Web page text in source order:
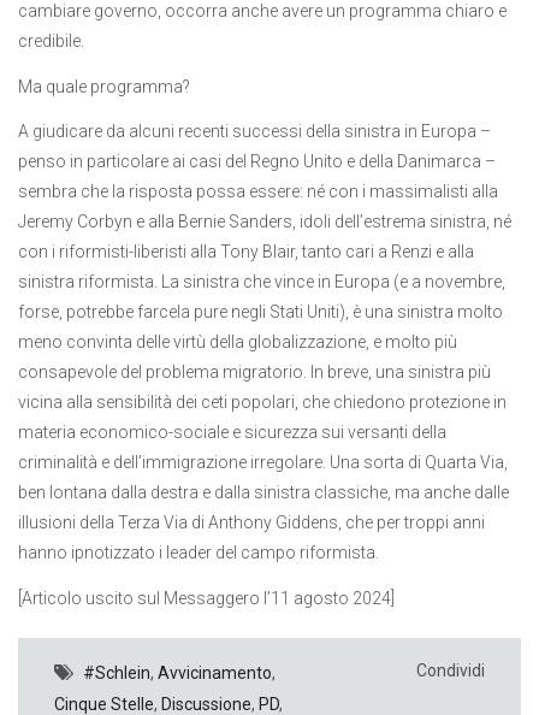
cambiare governo, occorra anche avere un programma chiaro e
credibile.
Ma quale programma?
A giudicare da alcuni recenti successi della sinistra in Europa –
penso in particolare ai casi del Regno Unito e della Danimarca –
sembra che la risposta possa essere: né con i massimalisti alla
Jeremy Corbyn e alla Bernie Sanders, idoli dell’estrema sinistra, né
con i riformisti-liberisti alla Tony Blair, tanto cari a Renzi e alla
sinistra riformista. La sinistra che vince in Europa (e a novembre,
forse, potrebbe farcela pure negli Stati Uniti), è una sinistra molto
meno convinta delle virtù della globalizzazione, e molto più
consapevole del problema migratorio. In breve, una sinistra più
vicina alla sensibilità dei ceti popolari, che chiedono protezione in
materia economico-sociale e sicurezza sui versanti della
criminalità e dell’immigrazione irregolare. Una sorta di Quarta Via,
ben lontana dalla destra e dalla sinistra classiche, ma anche dalle
illusioni della Terza Via di Anthony Giddens, che per troppi anni
hanno ipnotizzato i leader del campo riformista.
[Articolo uscito sul Messaggero l’11 agosto 2024]
#Schlein, Avvicinamento,
Cinque Stelle, Discussione, PD,
Condividi